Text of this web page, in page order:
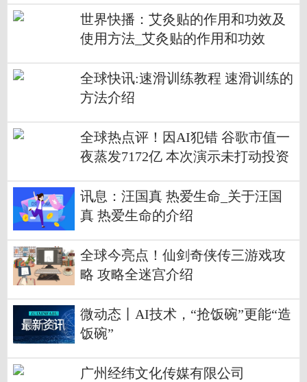
世界快播：艾灸贴的作用和功效及
使用方法_艾灸贴的作用和功效
全球快讯:速滑训练教程 速滑训练的
方法介绍
全球热点评！因AI犯错 谷歌市值一
夜蒸发7172亿 本次演示未打动投资
讯息：汪国真 热爱生命_关于汪国
真 热爱生命的介绍
全球今亮点！仙剑奇侠传三游戏攻
略 攻略全迷宫介绍
微动态丨AI技术，“抢饭碗”更能“造
饭碗”
广州经纬文化传媒有限公司